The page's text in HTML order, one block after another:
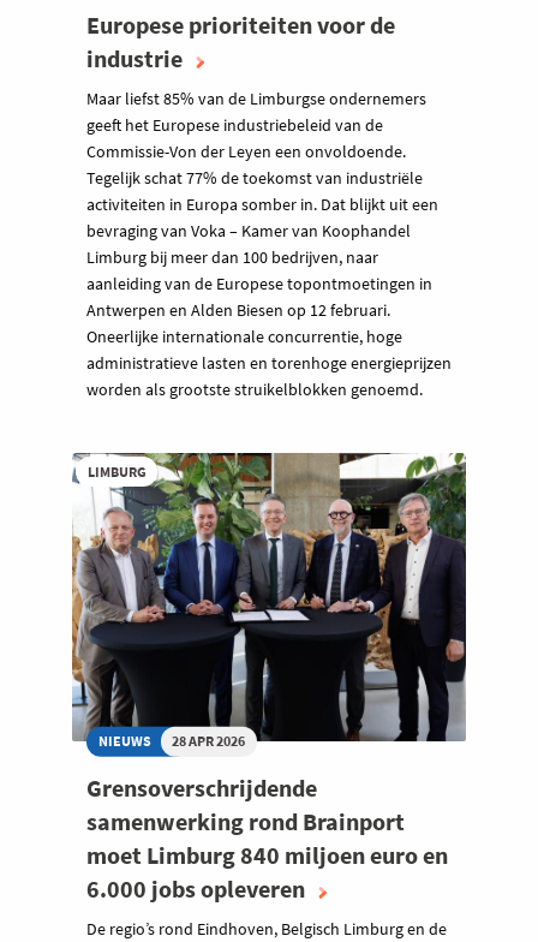
Europese prioriteiten voor de
industrie
Maar liefst 85% van de Limburgse ondernemers
geeft het Europese industriebeleid van de
Commissie-Von der Leyen een onvoldoende.
Tegelijk schat 77% de toekomst van industriële
activiteiten in Europa somber in. Dat blijkt uit een
bevraging van Voka – Kamer van Koophandel
Limburg bij meer dan 100 bedrijven, naar
aanleiding van de Europese topontmoetingen in
Antwerpen en Alden Biesen op 12 februari.
Oneerlijke internationale concurrentie, hoge
administratieve lasten en torenhoge energieprijzen
worden als grootste struikelblokken genoemd.
LIMBURG
NIEUWS 28 APR 2026
Grensoverschrijdende
samenwerking rond Brainport
moet Limburg 840 miljoen euro en
6.000 jobs opleveren
De regio’s rond Eindhoven, Belgisch Limburg en de